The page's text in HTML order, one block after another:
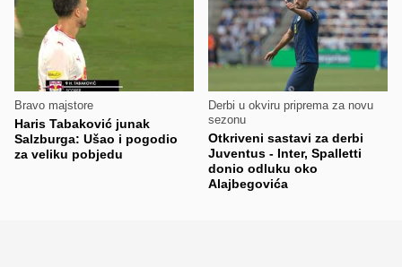
Bravo majstore
Haris Tabaković junak
Salzburga: Ušao i pogodio
za veliku pobjedu
Derbi u okviru priprema za novu
sezonu
Otkriveni sastavi za derbi
Juventus - Inter, Spalletti
donio odluku oko
Alajbegovića